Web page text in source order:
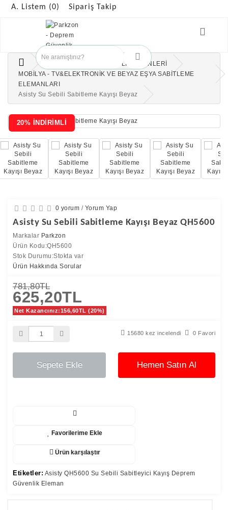
A. Listem (0) Sipariş Takip
ANAOKULUNDA GÜVENLİK ÜRÜNLERİ
MOBİLYA - TV&ELEKTRONİK VE BEYAZ EŞYA SABİTLEME
ELEMANLARI
Asisty Su Sebili Sabitleme Kayışı Beyaz
20% İNDİRİMLİ
0 yorum / Yorum Yap
Asisty Su Sebili Sabitleme Kayışı Beyaz QH5600
Markalar Parkzon
Ürün Kodu:QH5600
Stok Durumu:Stokta var
Ürün Hakkında Sorular
781,80TL
625,20TL
Net Kazancınız:156,60TL (20%)
15680 kez incelendi 0 Favori
Sepete Ekle Hemen Satın Al
Favorilerime Ekle
Ürün karşılaştır
Etiketler: Asisty QH5600 Su Sebili Sabitleyici Kayış Deprem
Güvenlik Eleman